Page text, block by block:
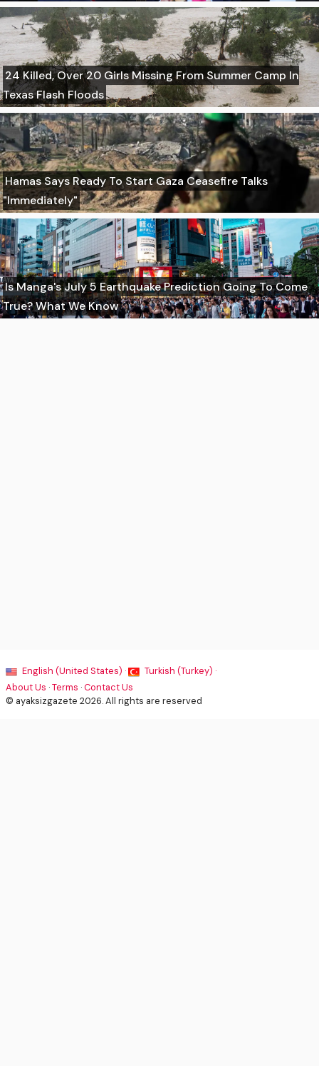
24 Killed, Over 20 Girls Missing From Summer Camp In
Texas Flash Floods
Hamas Says Ready To Start Gaza Ceasefire Talks
"Immediately"
Is Manga's July 5 Earthquake Prediction Going To Come
True? What We Know
English (United States) ·
Turkish (Turkey) ·
About Us ·Terms ·Contact Us
© ayaksizgazete 2026. All rights are reserved